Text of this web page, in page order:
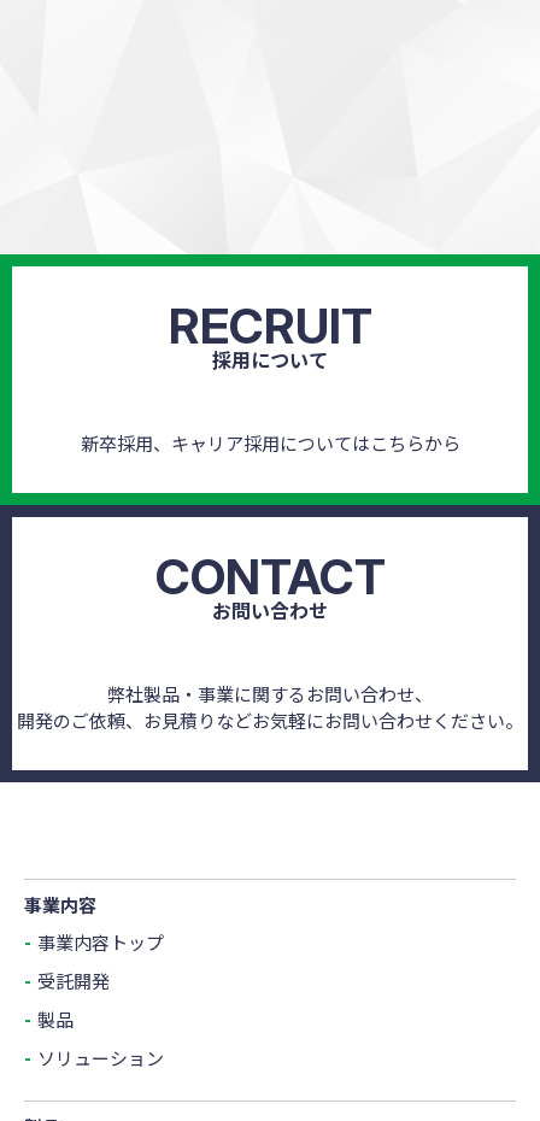
RECRUIT
採用について
新卒採用、キャリア採用についてはこちらから
CONTACT
お問い合わせ
弊社製品・事業に関するお問い合わせ、
開発のご依頼、お見積りなどお気軽にお問い合わせください。
事業内容
事業内容トップ
受託開発
製品
ソリューション